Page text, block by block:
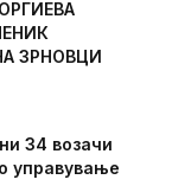
ЗРНОВЦИ
34 возачи
управување